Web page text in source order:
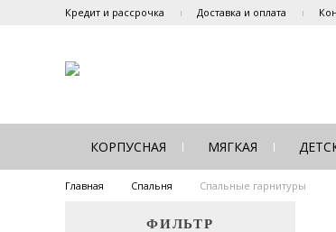
Кредит и рассрочка Доставка и оплата
КОРПУСНАЯ МЯГКАЯ
Главная Спальня Спальные гарнитуры
ФИЛЬТР